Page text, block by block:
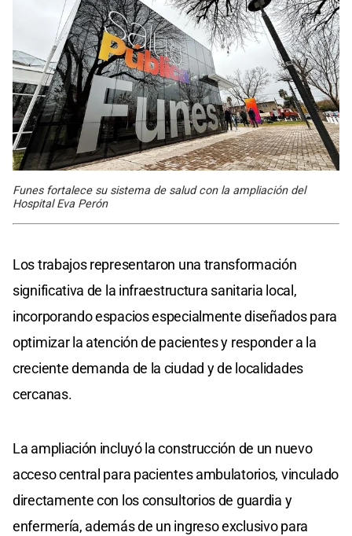
Funes fortalece su sistema de salud con la ampliación del
Hospital Eva Perón
Los trabajos representaron una transformación
significativa de la infraestructura sanitaria local,
incorporando espacios especialmente diseñados para
optimizar la atención de pacientes y responder a la
creciente demanda de la ciudad y de localidades
cercanas.
La ampliación incluyó la construcción de un nuevo
acceso central para pacientes ambulatorios, vinculado
directamente con los consultorios de guardia y
enfermería, además de un ingreso exclusivo para